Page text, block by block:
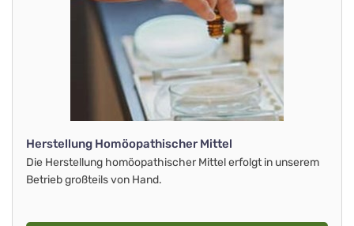
Herstellung Homöopathischer Mittel
Die Herstellung homöopathischer Mittel erfolgt in unserem
Betrieb großteils von Hand.